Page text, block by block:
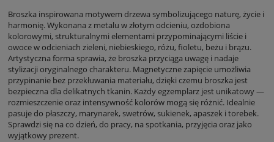
Broszka inspirowana motywem drzewa symbolizującego naturę, życie i
harmonię. Wykonana z metalu w złotym odcieniu, ozdobiona
kolorowymi, strukturalnymi elementami przypominającymi liście i
owoce w odcieniach zieleni, niebieskiego, różu, fioletu, beżu i brązu.
Artystyczna forma sprawia, że broszka przyciąga uwagę i nadaje
stylizacji oryginalnego charakteru. Magnetyczne zapięcie umożliwia
przypinanie bez przekłuwania materiału, dzięki czemu broszka jest
bezpieczna dla delikatnych tkanin. Każdy egzemplarz jest unikatowy —
rozmieszczenie oraz intensywność kolorów mogą się różnić. Idealnie
pasuje do płaszczy, marynarek, swetrów, sukienek, apaszek i torebek.
Sprawdzi się na co dzień, do pracy, na spotkania, przyjęcia oraz jako
wyjątkowy prezent.